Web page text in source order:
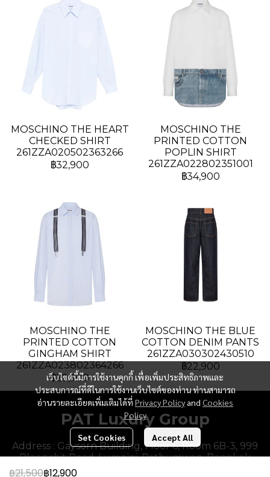
MOSCHINO THE HEART
CHECKED SHIRT
261ZZA020502363266
฿32,900
MOSCHINO THE
PRINTED COTTON
POPLIN SHIRT
261ZZA022802351001
฿34,900
MOSCHINO THE
PRINTED COTTON
GINGHAM SHIRT
261ZZA023802364266
฿29,900
MOSCHINO THE BLUE
COTTON DENIM PANTS
261ZZA030302430510
฿22,900
฿21,500฿12,900
เว็บไซต์นี้มีการใช้งานคุกกี้ เพื่อเพิ่มประสิทธิภาพและ
ประสบการณ์ที่ดีในการใช้งานเว็บไซต์ของท่าน ท่านสามารถ
อ่านรายละเอียดเพิ่มเติมได้ที่ Privacy Policy and Cookies
Policy
Set Cookies Accept All
PAT Luxury Group
Address : Gaysorn Building, Floor 6, Room 6B-3, 999
Ploenchit Road, Lumpini, Pathumwan, Bangkok